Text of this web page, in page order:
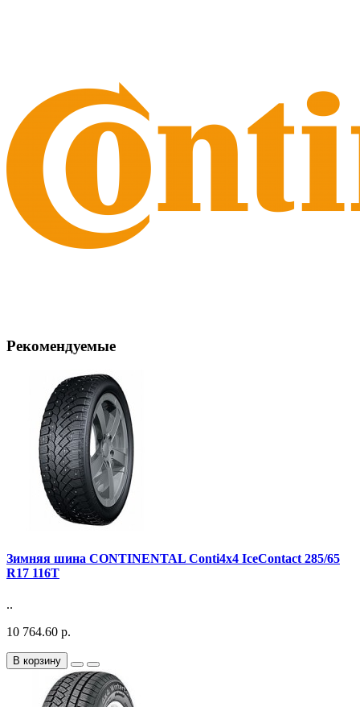
Рекомендуемые
Зимняя шина CONTINENTAL Conti4x4 IceContact 285/65
R17 116T
..
10 764.60 р.
В корзину